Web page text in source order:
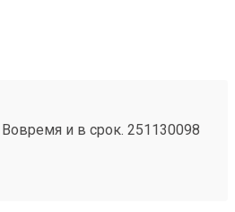
и в срок. 251130098